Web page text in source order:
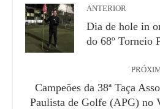
ANTERIOR
Dia de hole in
do 68º Torneio
Campeões da 38ª Taça
Paulista de Golfe (APG) no